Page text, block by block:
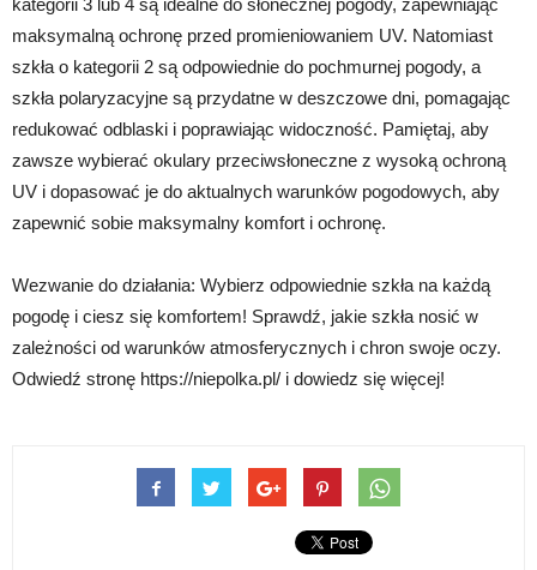
kategorii 3 lub 4 są idealne do słonecznej pogody, zapewniając
maksymalną ochronę przed promieniowaniem UV. Natomiast
szkła o kategorii 2 są odpowiednie do pochmurnej pogody, a
szkła polaryzacyjne są przydatne w deszczowe dni, pomagając
redukować odblaski i poprawiając widoczność. Pamiętaj, aby
zawsze wybierać okulary przeciwsłoneczne z wysoką ochroną
UV i dopasować je do aktualnych warunków pogodowych, aby
zapewnić sobie maksymalny komfort i ochronę.
Wezwanie do działania: Wybierz odpowiednie szkła na każdą
pogodę i ciesz się komfortem! Sprawdź, jakie szkła nosić w
zależności od warunków atmosferycznych i chron swoje oczy.
Odwiedź stronę https://niepolka.pl/ i dowiedz się więcej!